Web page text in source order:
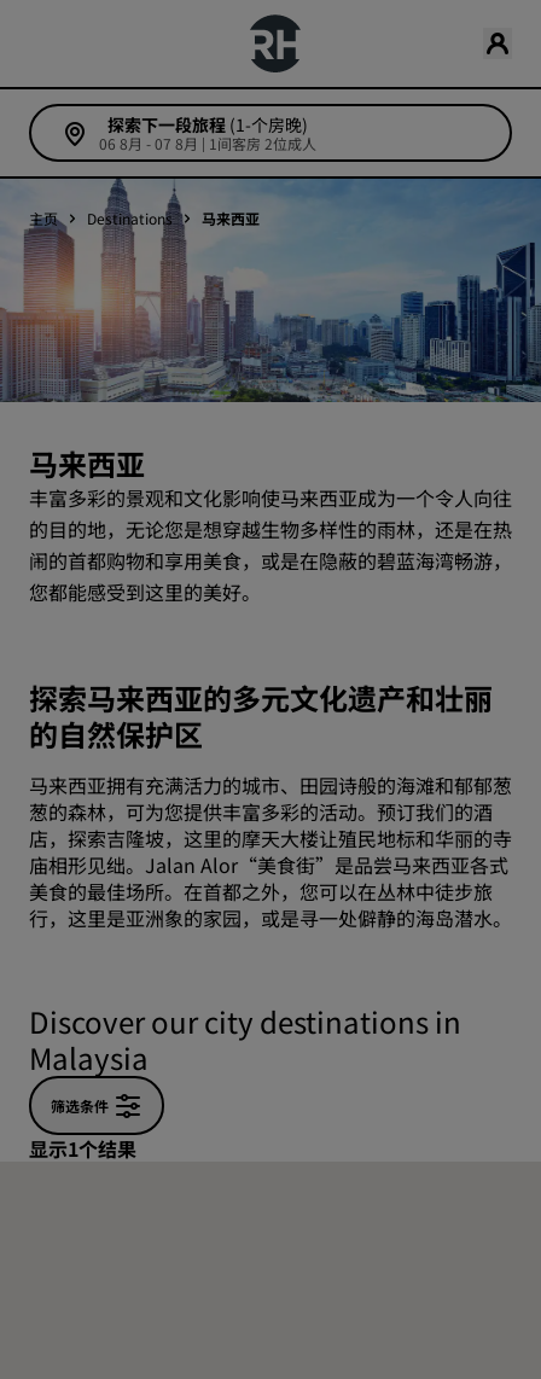
探索下一段旅程 (1-个房晚)
06 8月 - 07 8月 | 1间客房 2位成人
主页 Destinations 马来西亚
马来西亚
丰富多彩的景观和文化影响使马来西亚成为一个令人向往
的目的地，无论您是想穿越生物多样性的雨林，还是在热
闹的首都购物和享用美食，或是在隐蔽的碧蓝海湾畅游，
您都能感受到这里的美好。
探索马来西亚的多元文化遗产和壮丽
的自然保护区
马来西亚拥有充满活力的城市、田园诗般的海滩和郁郁葱
葱的森林，可为您提供丰富多彩的活动。预订我们的酒
店，探索吉隆坡，这里的摩天大楼让殖民地标和华丽的寺
庙相形见绌。Jalan Alor“美食街”是品尝马来西亚各式
美食的最佳场所。在首都之外，您可以在丛林中徒步旅
行，这里是亚洲象的家园，或是寻一处僻静的海岛潜水。
Discover our city destinations in
Malaysia
筛选条件
显示1个结果